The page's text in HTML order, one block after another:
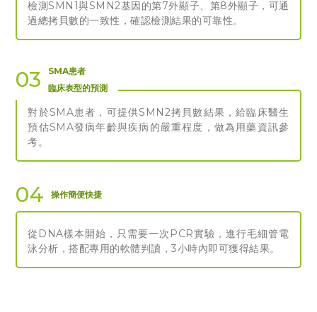
檢測SMN1與SMN2基因的第7外顯子、第8外顯子，可通
過總拷貝數的一致性，確認檢測結果的可靠性。
03
SMA患者
臨床表型的預測
對於SMA患者，可提供SMN2拷貝數結果，給臨床醫生
預估SMA發病年齡與疾病的嚴重程度，做為用藥資訊參
考。
04 操作簡便快捷
從DNA樣本開始，只需要一次PCR實驗，進行毛細管電
泳分析，搭配專用的軟體判讀，3小時內即可獲得結果。